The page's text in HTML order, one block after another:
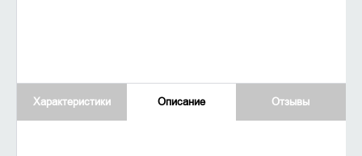
Характеристики Описание Отзывы